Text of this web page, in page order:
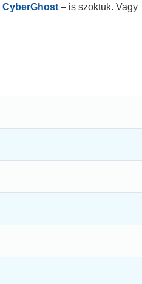
CyberGhost – is szoktuk. Vagy